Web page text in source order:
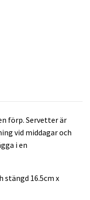
förp. Servetter är
vid middagar och
i en
stängd 16.5cm x